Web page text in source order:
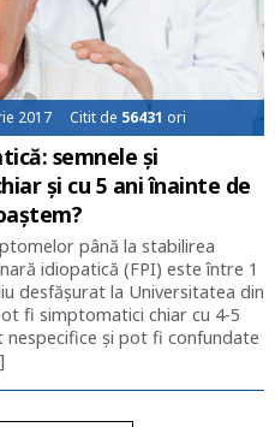
2017 Citit de 56431 ori
semnele și
și cu 5 ani înainte de
până la stabilirea
idiopatică (FPI) este între 1
desfășurat la Universitatea din
fi simptomatici chiar cu 4-5
nespecifice și pot fi confundate